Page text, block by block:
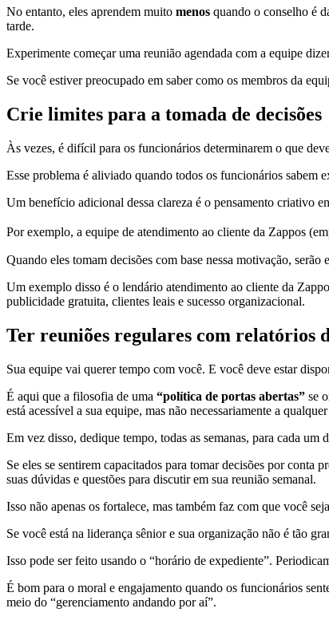
No entanto, eles aprendem muito menos quando o conselho é
tarde.
Experimente começar uma reunião agendada com a equipe
Se você estiver preocupado em saber como os membros da
Crie limites para a tomada de decisões
Às vezes, é difícil para os funcionários determinarem o que
Esse problema é aliviado quando todos os funcionários sabem
Um benefício adicional dessa clareza é o pensamento criativo
Por exemplo, a equipe de atendimento ao cliente da Zappos
Quando eles tomam decisões com base nessa motivação, serão
Um exemplo disso é o lendário atendimento ao cliente da
publicidade gratuita, clientes leais e sucesso organizacional.
Ter reuniões regulares com relatórios
Sua equipe vai querer tempo com você. E você deve estar
É aqui que a filosofia de uma “política de portas abertas” se
está acessível a sua equipe, mas não necessariamente a
Em vez disso, dedique tempo, todas as semanas, para cada um
Se eles se sentirem capacitados para tomar decisões por conta
suas dúvidas e questões para discutir em sua reunião semanal.
Isso não apenas os fortalece, mas também faz com que você
Se você está na liderança sênior e sua organização não é tão
Isso pode ser feito usando o “horário de expediente”.
É bom para o moral e engajamento quando os funcionários
meio do “gerenciamento andando por aí”.